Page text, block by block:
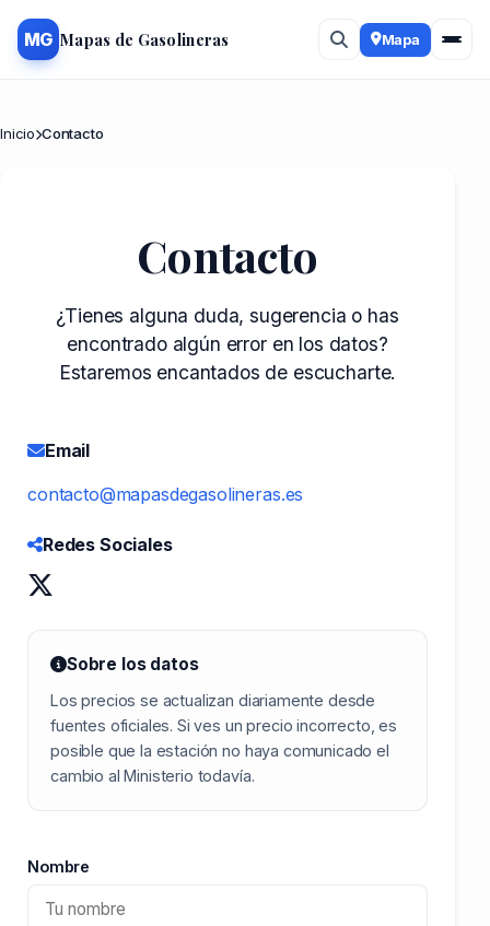
MG Mapas de Gasolineras Mapa
Inicio Contacto
Contacto
¿Tienes alguna duda, sugerencia o has
encontrado algún error en los datos?
Estaremos encantados de escucharte.
Email
contacto@mapasdegasolineras.es
Redes Sociales
Sobre los datos
Los precios se actualizan diariamente desde
fuentes oficiales. Si ves un precio incorrecto, es
posible que la estación no haya comunicado el
cambio al Ministerio todavía.
Nombre